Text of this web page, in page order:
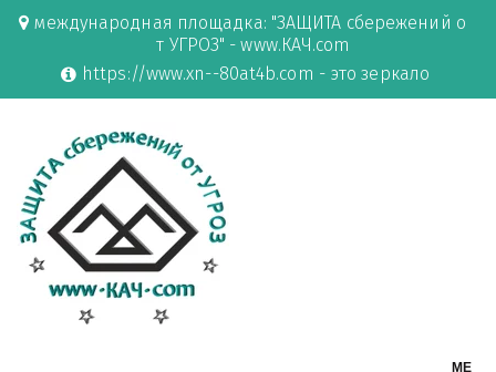
международная площадка: "ЗАЩИТА сбережений о
т УГРОЗ" - www.КАЧ.com
https://www.xn--80at4b.com - это зеркало